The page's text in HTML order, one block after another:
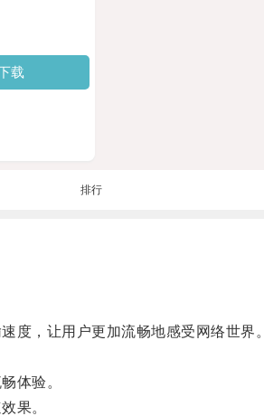
载
排行
，让用户更加流畅地感受网络世界。
体验。
果。